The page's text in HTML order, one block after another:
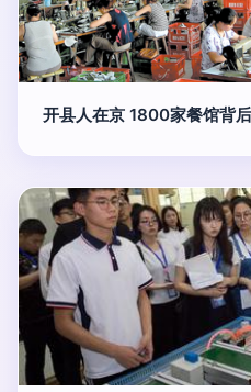
开县人在京 1800家餐馆背